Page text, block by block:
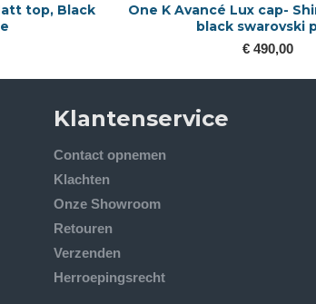
top, Black
One K Avancé Lux cap-
black swarovski
€ 490,00
Klantenservice
Contact opnemen
Klachten
Onze Showroom
Retouren
Verzenden
Herroepingsrecht